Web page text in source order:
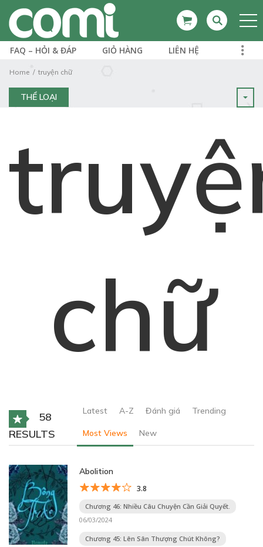
FAQ – HỎI & ĐÁP GIỎ HÀNG LIÊN HỆ
Home truyện chữ
THỂ LOẠI
chữ
58
RESULTS
Latest A-Z Đánh giá Trending
Most Views New
Abolition
3.8
Chương 46: Nhiều Câu Chuyện Cần Giải Quyết.
06/03/2024
Chương 45: Lên Sân Thượng Chút Không?